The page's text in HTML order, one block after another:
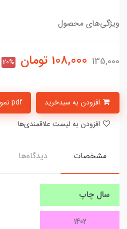
ویژگی‌های محصول
135,000
108,000 تومان 20%
pdf نمونه محصول
مشخصات دیدگاه‌ها
سال چاپ
1402